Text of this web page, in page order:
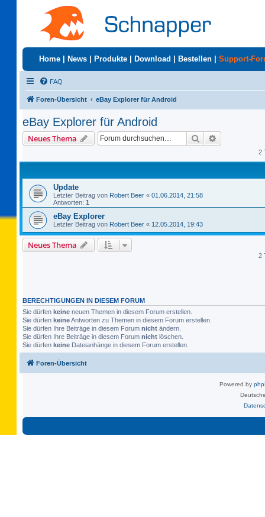
Home News Produkte Download Bestellen Support-
FAQ
Foren-Übersicht eBay Explorer für Android
eBay Explorer für Android
Neues Thema Suche
2
Update
Letzter Beitrag von Robert Beer « 01.06.2014, 21:58
Antworten: 1
eBay Explorer
Letzter Beitrag von Robert Beer « 12.05.2014, 19:43
Neues Thema
2
BERECHTIGUNGEN IN DIESEM FORUM
Sie dürfen keine neuen Themen in diesem Forum erstellen.
Sie dürfen keineAntworten zu Themen in diesem Forum erstellen.
Sie dürfen Ihre Beiträge in diesem Forum nicht ändern.
Sie dürfen Ihre Beiträge in diesem Forum nicht löschen.
Sie dürfen keine Dateianhänge in diesem Forum erstellen.
Foren-Übersicht
Powered by